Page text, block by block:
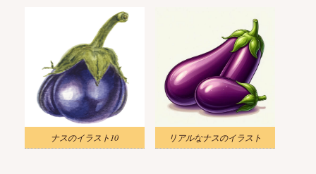
ナスのイラスト10 リアルなナスのイラスト